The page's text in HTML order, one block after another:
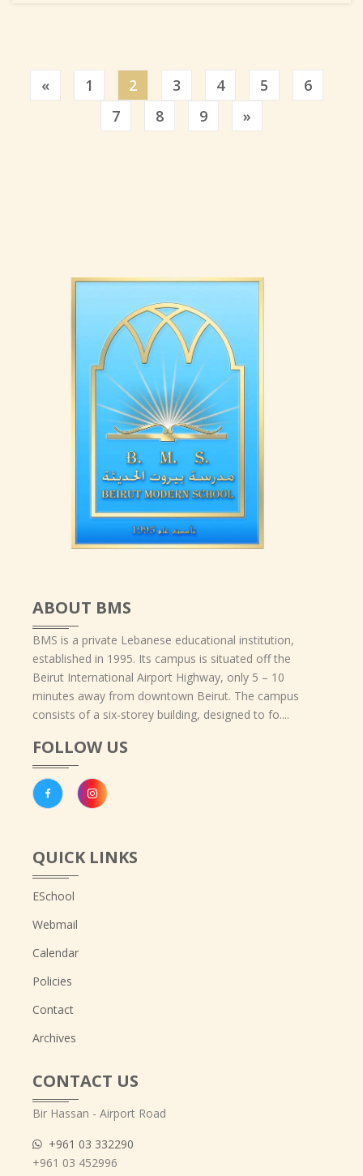
«Previous
1 2 3 4 5
6
7
8 9 »
ABOUT BMS
BMS is a private Lebanese educational institution,
established in 1995. Its campus is situated off the
Beirut International Airport Highway, only 5 – 10
minutes away from downtown Beirut. The campus
consists of a six-storey building, designed to fo....
FOLLOW US
QUICK LINKS
ESchool
Webmail
Calendar
Policies
Contact
Archives
CONTACT US
Bir Hassan - Airport Road
+961 03 332290
+961 03 452996